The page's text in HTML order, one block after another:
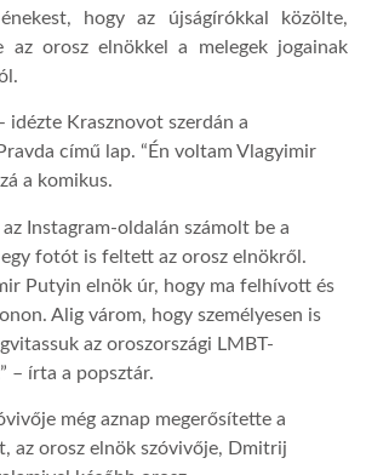
hogy az újságírókkal közölte,
az orosz elnökkel a melegek jogainak
idézte Krasznovot szerdán a
című lap. “Én voltam Vlagyimir
a komikus.
Instagram-oldalán számolt be a
fotót is feltett az orosz elnökről.
Putyin elnök úr, hogy ma felhívott és
Alig várom, hogy személyesen is
az oroszországi LMBT-
– írta a popsztár.
még aznap megerősítette a
az orosz elnök szóvivője, Dmitrij